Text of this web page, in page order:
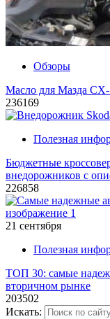
Обзоры
Масло для Мазда СХ-
236169
Полезная
Бюджетные
внедорожников с
226858
21 сентября
Полезная
ТОП 30: самые
вторичном рынке
203502
Искать: